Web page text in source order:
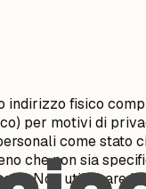
indirizzo fisico
per motivi di
come stato
che non sia
Non utilizzare